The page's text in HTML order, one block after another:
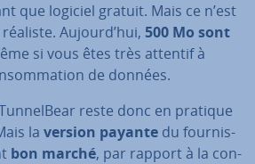
que logiciel gratuit. Mais ce n’est
Aujourd’hui, 500 Mo sont
si vous êtes très attentif à
de données.
reste donc en pratique
la version payante du four­nis­
bon marché, par rapport à la con­